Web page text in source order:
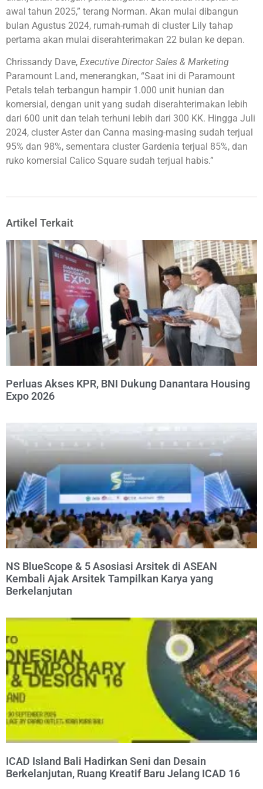
awal tahun 2025,” terang Norman. Akan mulai dibangun
bulan Agustus 2024, rumah-rumah di cluster Lily tahap
pertama akan mulai diserahterimakan 22 bulan ke depan.
Chrissandy Dave, Executive Director Sales & Marketing
Paramount Land, menerangkan, “Saat ini di Paramount
Petals telah terbangun hampir 1.000 unit hunian dan
komersial, dengan unit yang sudah diserahterimakan lebih
dari 600 unit dan telah terhuni lebih dari 300 KK. Hingga Juli
2024, cluster Aster dan Canna masing-masing sudah terjual
95% dan 98%, sementara cluster Gardenia terjual 85%, dan
ruko komersial Calico Square sudah terjual habis.”
Artikel Terkait
Perluas Akses KPR, BNI Dukung Danantara Housing
Expo 2026
NS BlueScope & 5 Asosiasi Arsitek di ASEAN
Kembali Ajak Arsitek Tampilkan Karya yang
Berkelanjutan
ICAD Island Bali Hadirkan Seni dan Desain
Berkelanjutan, Ruang Kreatif Baru Jelang ICAD 16